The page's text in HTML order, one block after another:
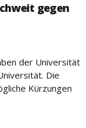
gegen
der Universität
Die
Kürzungen